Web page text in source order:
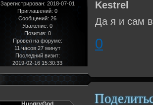
Зарегистрирован: 2018-07-01
Приглашений: 0
Сообщений: 26
Уважение: 0
Позитив: 0
Провел на форуме:
11 часов 27 минут
Последний визит:
2019-02-16 15:30:33
Kestrel
Да я и сам в
0